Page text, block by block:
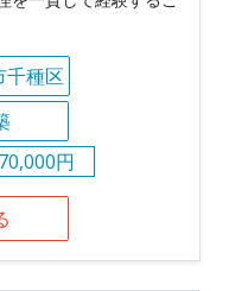
千種区
円